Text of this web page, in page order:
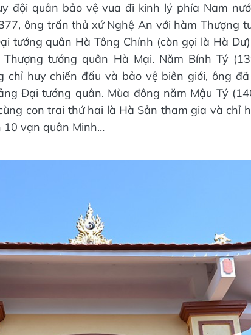
đội quân bảo vệ vua đi kinh lý phía Nam
ông trấn thủ xứ Nghệ An với hàm Thượng
tướng quân Hà Tông Chính (còn gọi là Hà
tướng quân Hà Mại. Năm Bính Tý
chỉ huy chiến đấu và bảo vệ biên giới, ông
Đại t­ướng quân. Mùa đông năm Mậu Tý
con trai thứ hai là Hà Sản tham gia và chỉ
10 vạn quân Minh…